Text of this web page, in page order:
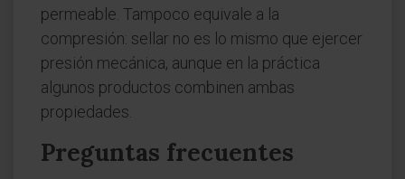
permeable. Tampoco equivale a la
compresión: sellar no es lo mismo que ejercer
presión mecánica, aunque en la práctica
algunos productos combinen ambas
propiedades.
Preguntas frecuentes